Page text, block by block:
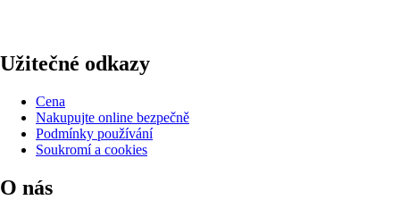
Užitečné odkazy
Cena
Nakupujte online bezpečně
Podmínky používání
Soukromí a cookies
O nás